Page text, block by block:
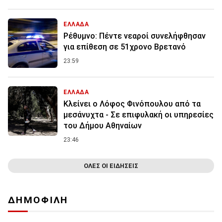
ΕΛΛΑΔΑ
Ρέθυμνο: Πέντε νεαροί συνελήφθησαν
για επίθεση σε 51χρονο Βρετανό
23:59
ΕΛΛΑΔΑ
Κλείνει ο Λόφος Φινόπουλου από τα
μεσάνυχτα - Σε επιφυλακή οι υπηρεσίες
του Δήμου Αθηναίων
23:46
ΟΛΕΣ ΟΙ ΕΙΔΗΣΕΙΣ
ΔΗΜΟΦΙΛΗ